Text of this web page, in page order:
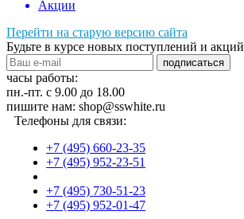
Акции
Перейти на старую версию сайта
Будьте в курсе новых поступлений и акций
подписаться
часы работы:
пн.-пт. с 9.00 до 18.00
пишите нам: shop@sswhite.ru
Телефоны для связи:
+7 (495) 660-23-35
+7 (495) 952-23-51
+7 (495) 730-51-23
+7 (495) 952-01-47